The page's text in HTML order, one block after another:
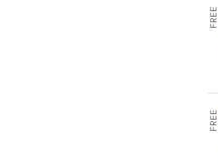
FREE
FREE